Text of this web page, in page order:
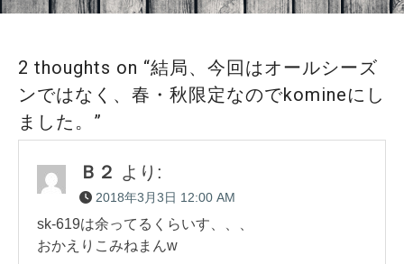
ゲ
シ
ョ
ン
2 thoughts on “結局、今回はオールシーズ
ンではなく、春・秋限定なのでkomineにし
ました。”
Ｂ２ より:
2018年3月3日 12:00 AM
sk-619は余ってるくらいす、、、
おかえりこみねまんw